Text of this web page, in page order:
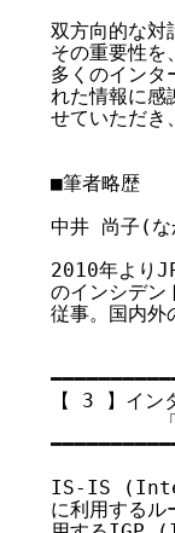
双方向的な対
その重要性を
多くのインタ
れた情報に感
せていただき
■筆者略歴
中井 尚子(
2010年より
のインシデン
従事。国内外
【 3 】イン
「
IS-IS
に利用するル